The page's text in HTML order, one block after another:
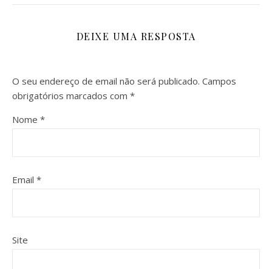
DEIXE UMA RESPOSTA
O seu endereço de email não será publicado. Campos
obrigatórios marcados com *
Nome *
Email *
Site